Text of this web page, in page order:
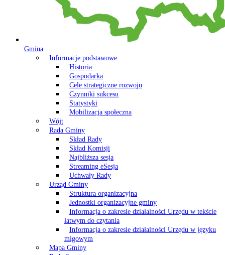
Gmina
Informacje podstawowe
Historia
Gospodarka
Cele strategiczne rozwoju
Czynniki sukcesu
Statystyki
Mobilizacja społeczna
Wójt
Rada Gminy
Skład Rady
Skład Komisji
Najbliższa sesja
Streaming eSesja
Uchwały Rady
Urząd Gminy
Struktura organizacyjna
Jednostki organizacyjne gminy
Informacja o zakresie działalności Urzędu w tekście
łatwym do czytania
Informacja o zakresie działalności Urzędu w języku
migowym
Mapa Gminy